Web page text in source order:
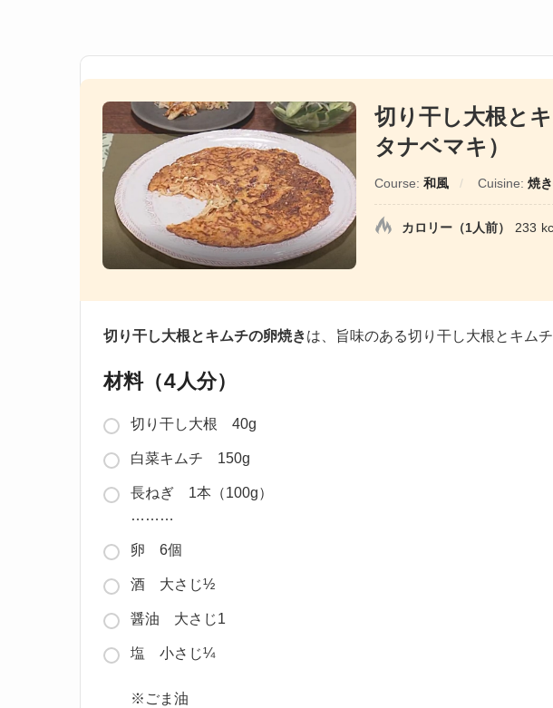
切り干し大根と
タナベマキ）
Course: 和風 Cuisine: 焼
カロリー（1人前） 233
切り干し大根とキムチの卵焼きは、旨味のある切り干し大根とキム
材料（4人分）
切り干し大根 40g
白菜キムチ 150g
長ねぎ 1本（100g）
………
卵 6個
酒 大さじ½
醤油 大さじ1
塩 小さじ¼
※ごま油